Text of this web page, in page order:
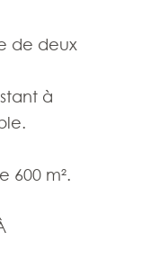
de deux
à
600 m².